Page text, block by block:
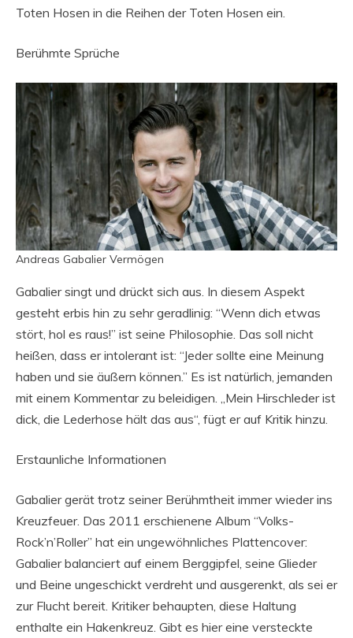
Toten Hosen in die Reihen der Toten Hosen ein.
Berühmte Sprüche
Andreas Gabalier Vermögen
Gabalier singt und drückt sich aus. In diesem Aspekt
gesteht erbis hin zu sehr geradlinig: “Wenn dich etwas
stört, hol es raus!” ist seine Philosophie. Das soll nicht
heißen, dass er intolerant ist: “Jeder sollte eine Meinung
haben und sie äußern können.” Es ist natürlich, jemanden
mit einem Kommentar zu beleidigen. „Mein Hirschleder ist
dick, die Lederhose hält das aus“, fügt er auf Kritik hinzu.
Erstaunliche Informationen
Gabalier gerät trotz seiner Berühmtheit immer wieder ins
Kreuzfeuer. Das 2011 erschienene Album “Volks-
Rock’n’Roller” hat ein ungewöhnliches Plattencover:
Gabalier balanciert auf einem Berggipfel, seine Glieder
und Beine ungeschickt verdreht und ausgerenkt, als sei er
zur Flucht bereit. Kritiker behaupten, diese Haltung
enthalte ein Hakenkreuz. Gibt es hier eine versteckte